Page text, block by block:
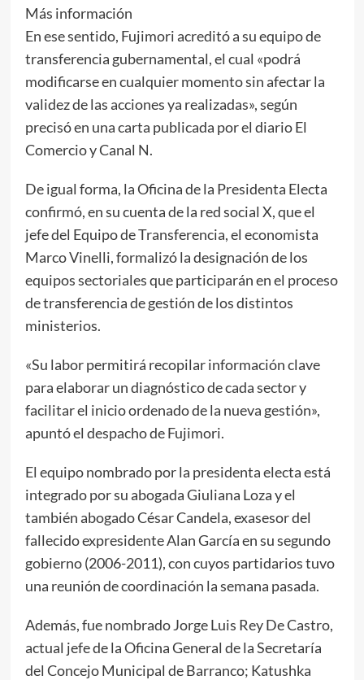
Más información
En ese sentido, Fujimori acreditó a su equipo de
transferencia gubernamental, el cual «podrá
modificarse en cualquier momento sin afectar la
validez de las acciones ya realizadas», según
precisó en una carta publicada por el diario El
Comercio y Canal N.
De igual forma, la Oficina de la Presidenta Electa
confirmó, en su cuenta de la red social X, que el
jefe del Equipo de Transferencia, el economista
Marco Vinelli, formalizó la designación de los
equipos sectoriales que participarán en el proceso
de transferencia de gestión de los distintos
ministerios.
«Su labor permitirá recopilar información clave
para elaborar un diagnóstico de cada sector y
facilitar el inicio ordenado de la nueva gestión»,
apuntó el despacho de Fujimori.
El equipo nombrado por la presidenta electa está
integrado por su abogada Giuliana Loza y el
también abogado César Candela, exasesor del
fallecido expresidente Alan García en su segundo
gobierno (2006-2011), con cuyos partidarios tuvo
una reunión de coordinación la semana pasada.
Además, fue nombrado Jorge Luis Rey De Castro,
actual jefe de la Oficina General de la Secretaría
del Concejo Municipal de Barranco; Katushka